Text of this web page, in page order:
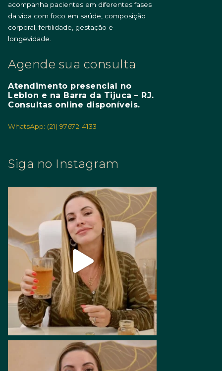
acompanha pacientes em diferentes fases
da vida com foco em saúde, composição
corporal, fertilidade, gestação e
longevidade.
Agende sua consulta
Atendimento presencial no
Leblon e na Barra da Tijuca – RJ.
Consultas online disponíveis.
WhatsApp: (21) 97672-4133
Siga no Instagram